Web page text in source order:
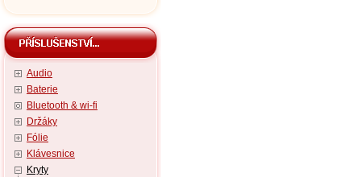
Audio
Baterie
Bluetooth & wi-fi
Držáky
Fólie
Klávesnice
Kryty